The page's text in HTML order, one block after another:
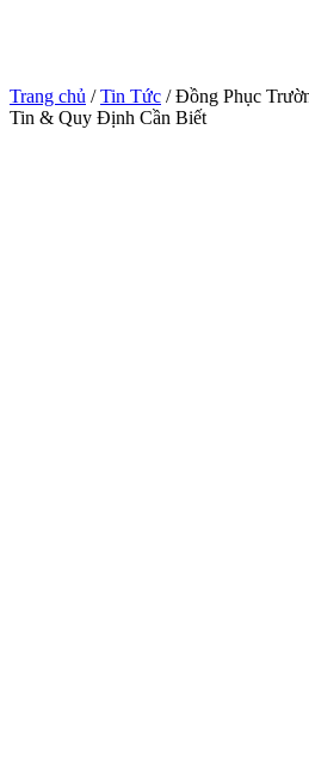
Trang chủ /Tin Tức / Đồng Phục
Tin & Quy Định Cần Biết